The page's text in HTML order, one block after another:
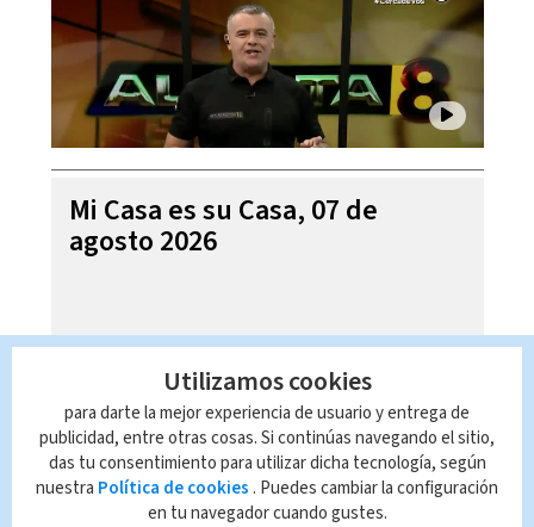
Mi Casa es su Casa, 07 de
agosto 2026
Utilizamos cookies
para darte la mejor experiencia de usuario y entrega de
publicidad, entre otras cosas. Si continúas navegando el sitio,
das tu consentimiento para utilizar dicha tecnología, según
nuestra Política de cookies . Puedes cambiar la configuración
en tu navegador cuando gustes.